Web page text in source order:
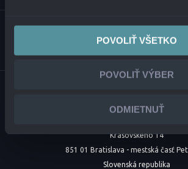
POVOLIŤ VŠETKO
POVOLIŤ VÝBER
ODMIETNUŤ
Krasovského 14
851 01 Bratislava - mestská časť
Slovenská republika